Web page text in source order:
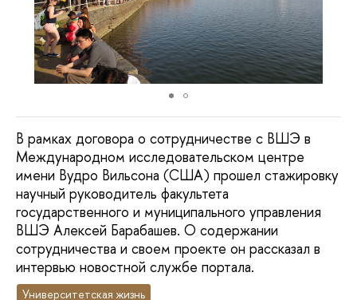
В рамках договора о сотрудничестве с ВШЭ в
Международном исследовательском центре
имени Вудро Вильсона (США) прошел стажировку
научный руководитель факультета
государственного и муниципального управления
ВШЭ Алексей Барабашев. О содержании
сотрудничества и своем проекте он рассказал в
интервью новостной службе портала.
Университетская жизнь